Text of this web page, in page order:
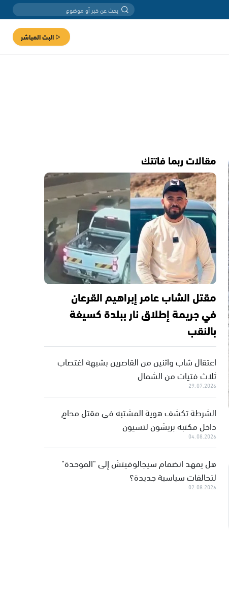
البث المباشر
مقالات ربما فاتتك
مقتل الشاب عامر إبراهيم القرعان
في جريمة إطلاق نار ببلدة كسيفة
بالنقب
اعتقال شاب واثنين من القاصرين بشبهة اغتصاب
ثلاث فتيات من الشمال
29.07.2026
الشرطة تكشف هوية المشتبه في مقتل محامٍ
داخل مكتبه بريشون لتسيون
04.08.2026
هل يمهد انضمام سيجالوفيتش إلى "الموحدة"
لتحالفات سياسية جديدة؟
02.08.2026